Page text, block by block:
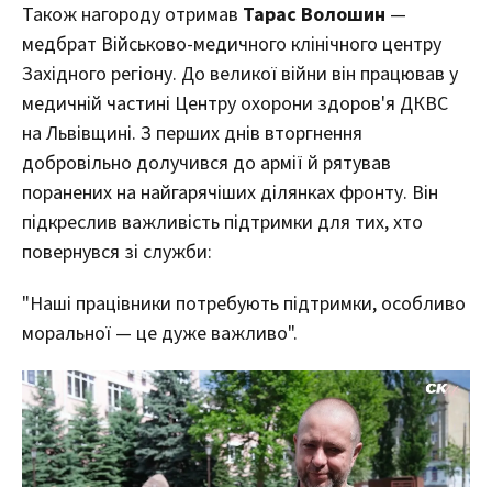
Також нагороду отримав Тарас Волошин —
медбрат Військово-медичного клінічного центру
Західного регіону. До великої війни він працював у
медичній частині Центру охорони здоров'я ДКВС
на Львівщині. З перших днів вторгнення
добровільно долучився до армії й рятував
поранених на найгарячіших ділянках фронту. Він
підкреслив важливість підтримки для тих, хто
повернувся зі служби:
"Наші працівники потребують підтримки, особливо
моральної — це дуже важливо".